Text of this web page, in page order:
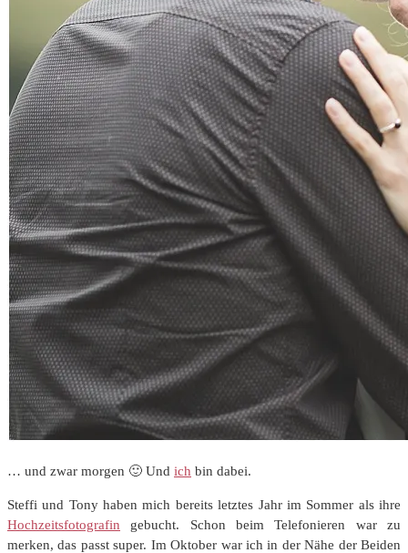
… und zwar morgen 🙂 Und ich bin dabei.
Steffi und Tony haben mich bereits letztes Jahr im Sommer als ihre
Hochzeitsfotografin gebucht. Schon beim Telefonieren war zu
merken, das passt super. Im Oktober war ich in der Nähe der Beiden